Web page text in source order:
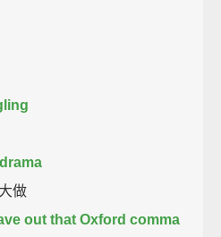
做
out that Oxford comma